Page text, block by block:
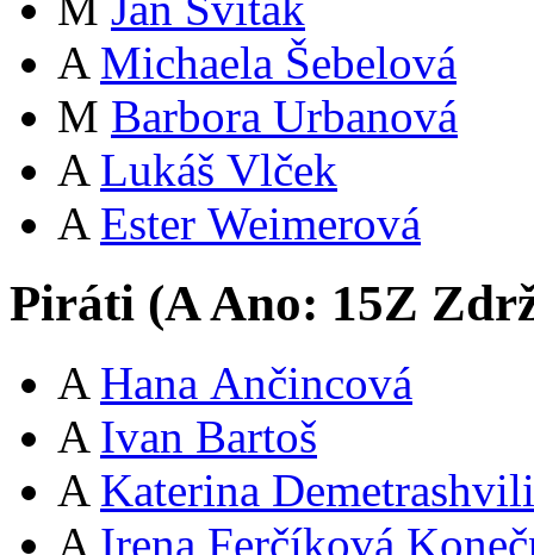
A Michaela Šebelová
M Barbora Urbanová
A Lukáš Vlček
A Ester Weimerová
Piráti (AAno: 15Z
A Hana Ančincová
A Ivan Bartoš
A Katerina Demetrashvili
A Irena Ferčíková